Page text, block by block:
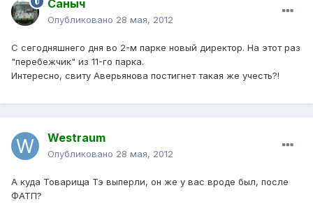
Саныч
Опубликовано 28 мая, 2012
С сегодняшнего дня во 2-м парке новый директор. На этот раз
"перебежчик" из 11-го парка.
Интересно, свиту Аверьянова постигнет такая же учесть?!
Westraum
Опубликовано 28 мая, 2012
А куда Товарища Тэ выперли, он же у вас вроде был, после
ФАТП?